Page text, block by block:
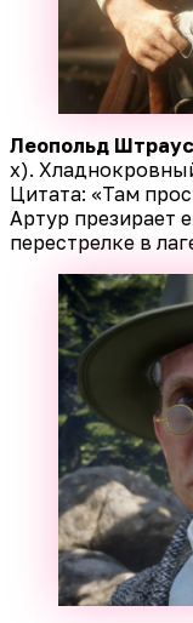
Леопольд
х).
Цитата: «Там
Артур презирает
перестрелке в